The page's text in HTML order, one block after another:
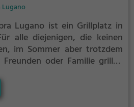
Lugano
Lugano ist ein Grillplatz in
alle diejenigen, die keinen
im Sommer aber trotzdem
oder Familie grillen
mit Holzkohle.